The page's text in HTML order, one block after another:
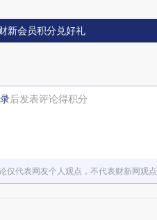
新会员积分兑好礼
后发表评论得积分
仅代表网友个人观点，不代表财新网观点